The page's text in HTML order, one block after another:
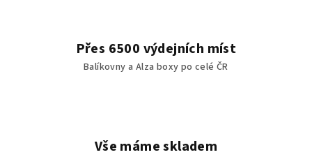
Přes 6500 výdejních míst
Balíkovny a Alza boxy po celé ČR
Vše máme skladem